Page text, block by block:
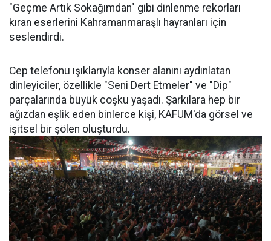
"Geçme Artık Sokağımdan" gibi dinlenme rekorları
kıran eserlerini Kahramanmaraşlı hayranları için
seslendirdi.
Cep telefonu ışıklarıyla konser alanını aydınlatan
dinleyiciler, özellikle "Seni Dert Etmeler" ve "Dip"
parçalarında büyük coşku yaşadı. Şarkılara hep bir
ağızdan eşlik eden binlerce kişi, KAFUM'da görsel ve
işitsel bir şölen oluşturdu.